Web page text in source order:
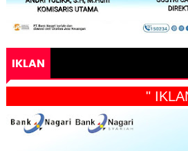
IKLAN